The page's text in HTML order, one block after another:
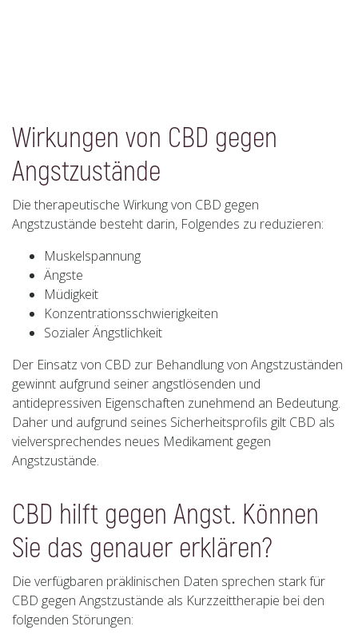
Wirkungen von CBD gegen
Angstzustände
Die therapeutische Wirkung von CBD gegen
Angstzustände besteht darin, Folgendes zu reduzieren:
Muskelspannung
Ängste
Müdigkeit
Konzentrationsschwierigkeiten
Sozialer Ängstlichkeit
Der Einsatz von CBD zur Behandlung von Angstzuständen
gewinnt aufgrund seiner angstlösenden und
antidepressiven Eigenschaften zunehmend an Bedeutung.
Daher und aufgrund seines Sicherheitsprofils gilt CBD als
vielversprechendes neues Medikament gegen
Angstzustände.
CBD hilft gegen Angst. Können
Sie das genauer erklären?
Die verfügbaren präklinischen Daten sprechen stark für
CBD gegen Angstzustände als Kurzzeittherapie bei den
folgenden Störungen: